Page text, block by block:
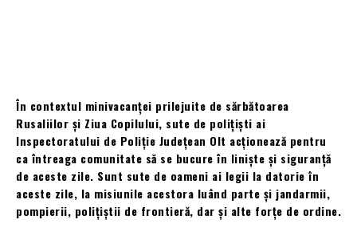
În contextul minivacanței prilejuite de sărbătoarea
Rusaliilor și Ziua Copilului, sute de polițiști ai
Inspectoratului de Poliție Județean Olt acționează pentru
ca întreaga comunitate să se bucure în linişte și siguranță
de aceste zile. Sunt sute de oameni ai legii la datorie în
aceste zile, la misiunile acestora luând parte și jandarmii,
pompierii, polițiștii de frontieră, dar și alte forțe de ordine.